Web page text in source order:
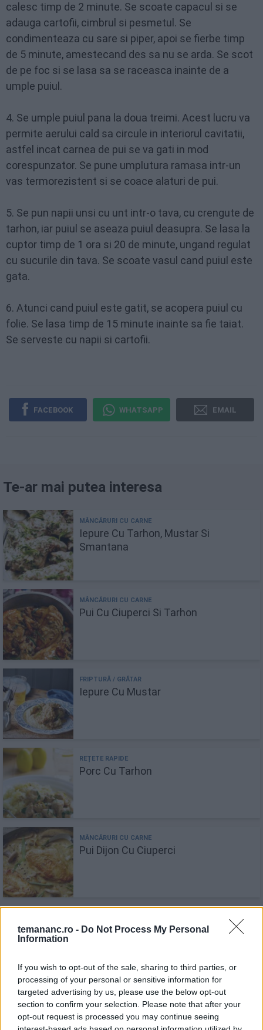
temananc.ro - Do Not Process My Personal
Information
If you wish to opt-out of the sale, sharing to third parties, or
processing of your personal or sensitive information for
targeted advertising by us, please use the below opt-out
section to confirm your selection. Please note that after your
opt-out request is processed you may continue seeing
calesc timp de 2 minute. Se scoate capacul si se
adauga cartofii, cimbrul si pesmetul. Se
condimenteaza cu sare si piper, apoi se fierbe timp
de 5 minute, amestecand des sa nu se arda. Se scot
de pe foc si se lasa sa se raceasca inainte de a
umple puiul.
4. Se umple puiul pana la doua treimi. Acest lucru va
permite aerului cald sa circule in interiorul cavitatii,
astfel incat carnea de pui se va gati in mod
corespunzator. Se pune umplutura ramasa intr-un
vas termorezistent si se coace alaturi de pui.
5. Se pun napii unsi cu unt intr-o tava, cu crengute de
tarhon, iar puiul se aseaza puiul deasupra. Se lasa la
cuptor timp de 1 ora si 20 de minute, ungand regulat
cu sucurile din tava. Se scoate vasul cand puiul este
gata.
6. Atunci cand puiul este gatit, se acopera puiul cu
folie. Se lasa timp de 15 minute inainte sa fie taiat.
Se serveste cu napii si cartofii.
FACEBOOK WHATSAPP EMAIL
Te-ar mai putea interesa
Iepure Cu Tarhon, Mustar Si
Smantana
Pui Cu Ciuperci Si Tarhon
Iepure Cu Mustar
Porc Cu Tarhon
Pui Dijon Cu Ciuperci
Somon cu mustar Dijon si usturoi
Pulpă de porc la cuptor cu sos de
muștar